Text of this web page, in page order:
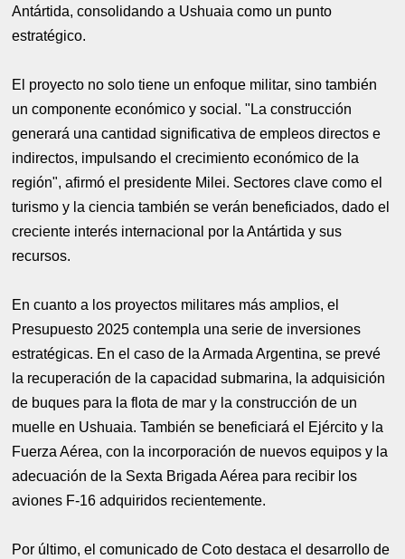
Antártida, consolidando a Ushuaia como un punto
estratégico.
El proyecto no solo tiene un enfoque militar, sino también
un componente económico y social. "La construcción
generará una cantidad significativa de empleos directos e
indirectos, impulsando el crecimiento económico de la
región", afirmó el presidente Milei. Sectores clave como el
turismo y la ciencia también se verán beneficiados, dado el
creciente interés internacional por la Antártida y sus
recursos.
En cuanto a los proyectos militares más amplios, el
Presupuesto 2025 contempla una serie de inversiones
estratégicas. En el caso de la Armada Argentina, se prevé
la recuperación de la capacidad submarina, la adquisición
de buques para la flota de mar y la construcción de un
muelle en Ushuaia. También se beneficiará el Ejército y la
Fuerza Aérea, con la incorporación de nuevos equipos y la
adecuación de la Sexta Brigada Aérea para recibir los
aviones F-16 adquiridos recientemente.
Por último, el comunicado de Coto destaca el desarrollo de